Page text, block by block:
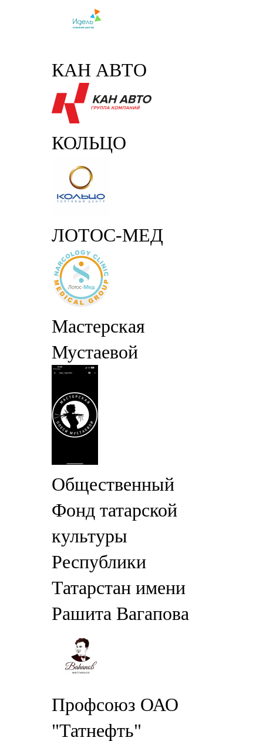
КАН АВТО
КОЛЬЦО
ЛОТОС-МЕД
Мастерская
Мустаевой
Общественный
Фонд татарской
культуры
Республики
Татарстан имени
Рашита Вагапова
Профсоюз ОАО
"Татнефть"